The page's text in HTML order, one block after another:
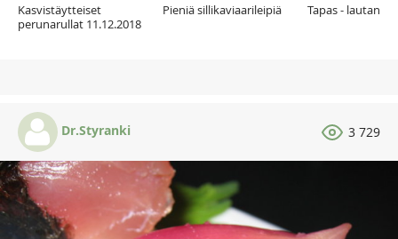
Kasvistäytteiset
perunarullat 11.12.2018
Pieniä sillikaviaarileipiä Tapas - lautanen
Dr.Styranki 3 729